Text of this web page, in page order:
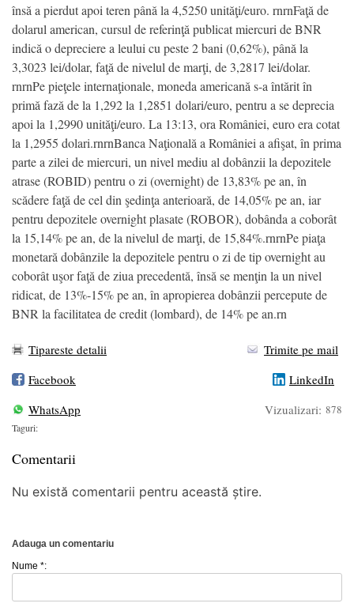
însă a pierdut apoi teren până la 4,5250 unităţi/euro. rnrnFaţă de
dolarul american, cursul de referinţă publicat miercuri de BNR
indică o depreciere a leului cu peste 2 bani (0,62%), până la
3,3023 lei/dolar, faţă de nivelul de marţi, de 3,2817 lei/dolar.
rnrnPe pieţele internaţionale, moneda americană s-a întărit în
primă fază de la 1,292 la 1,2851 dolari/euro, pentru a se deprecia
apoi la 1,2990 unităţi/euro. La 13:13, ora României, euro era cotat
la 1,2955 dolari.rnrnBanca Naţională a României a afişat, în prima
parte a zilei de miercuri, un nivel mediu al dobânzii la depozitele
atrase (ROBID) pentru o zi (overnight) de 13,83% pe an, în
scădere faţă de cel din şedinţa anterioară, de 14,05% pe an, iar
pentru depozitele overnight plasate (ROBOR), dobânda a coborât
la 15,14% pe an, de la nivelul de marţi, de 15,84%.rnrnPe piaţa
monetară dobânzile la depozitele pentru o zi de tip overnight au
coborât uşor faţă de ziua precedentă, însă se menţin la un nivel
ridicat, de 13%-15% pe an, în apropierea dobânzii percepute de
BNR la facilitatea de credit (lombard), de 14% pe an.rn
Tipareste detalii
Trimite pe mail
Facebook
LinkedIn
WhatsApp
Vizualizari: 878
Taguri:
Comentarii
Nu există comentarii pentru această știre.
Adauga un comentariu
Nume *: